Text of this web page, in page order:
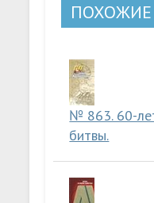
№ 863. 60-
битвы.